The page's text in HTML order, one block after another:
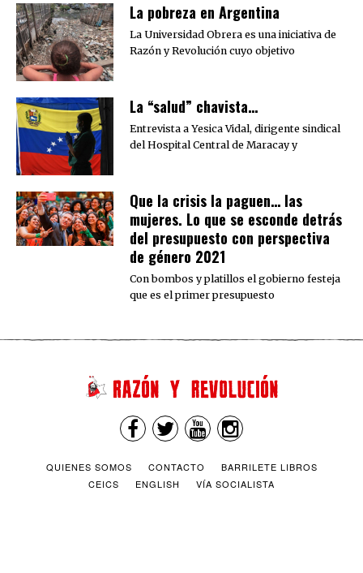
La pobreza en Argentina
La Universidad Obrera es una iniciativa de
Razón y Revolución cuyo objetivo
La “salud” chavista…
Entrevista a Yesica Vidal, dirigente sindical
del Hospital Central de Maracay y
Que la crisis la paguen… las
mujeres. Lo que se esconde detrás
del presupuesto con perspectiva
de género 2021
Con bombos y platillos el gobierno festeja
que es el primer presupuesto
QUIENES SOMOS CONTACTO
BARRILETE LIBROS
CEICS
ENGLISH VÍA SOCIALISTA